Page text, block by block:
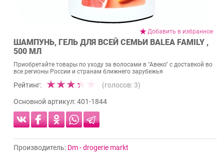
Добавить в избранное
ШАМПУНЬ, ГЕЛЬ ДЛЯ ВСЕЙ СЕМЬИ BALEA FAMILY ,
500 МЛ
Приобретайте товары по уходу за волосами в "Авеко" с доставкой во
все регионы России и странам ближнего зарубежья
Рейтинг: (голосов: 3)
Основной артикул:401-1844
Производитель: Dm - drogerie markt